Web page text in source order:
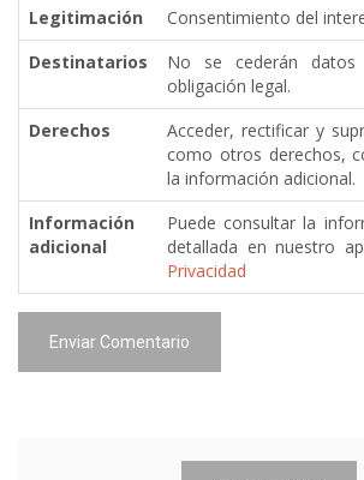
Legitimación
Consentimiento del
Destinatarios
No se cederán
obligación legal.
Derechos
Acceder, rectificar y
como otros derechos,
la información adicional.
Información
adicional
Puede consultar la
detallada en nuestro
Privacidad
Enviar Comentario